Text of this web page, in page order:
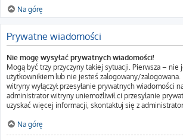
Na górę
Prywatne wiadomości
Nie mogę wysyłać prywatnych wiadomości!
Mogą być trzy przyczyny takiej sytuacji. Pierwsza – nie
użytkownikiem lub nie jesteś zalogowany/
witryny wyłączył przesyłanie prywatnych wiadomości
administrator witryny uniemożliwił ci przesyłanie
uzyskać więcej informacji, skontaktuj się z
Na górę